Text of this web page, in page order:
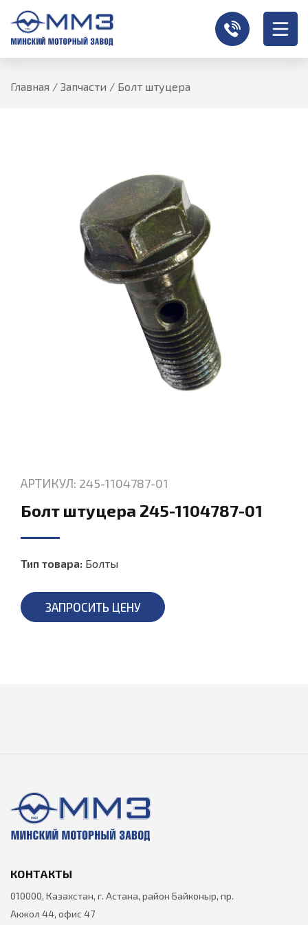
Главная / Запчасти / Болт штуцера
АРТИКУЛ: 245-1104787-01
Болт штуцера 245-1104787-01
Тип товара: Болты
ЗАПРОСИТЬ ЦЕНУ
КОНТАКТЫ
010000, Казахстан, г. Астана, район Байконыр, пр.
Акжол 44, офис 47